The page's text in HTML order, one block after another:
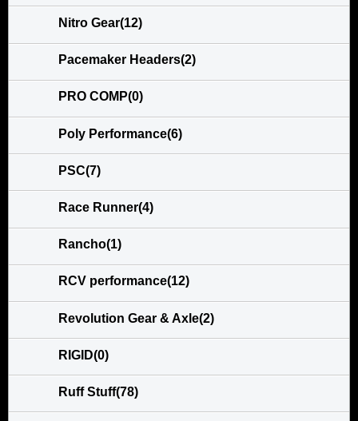
Nitro Gear(12)
Pacemaker Headers(2)
PRO COMP(0)
Poly Performance(6)
PSC(7)
Race Runner(4)
Rancho(1)
RCV performance(12)
Revolution Gear & Axle(2)
RIGID(0)
Ruff Stuff(78)